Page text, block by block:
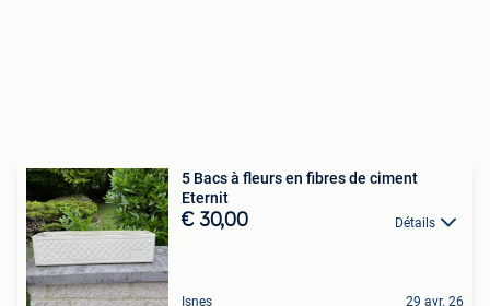
5 Bacs à fleurs en fibres de ciment
Eternit
€ 30,00 Détails
Isnes 29 avr. 26